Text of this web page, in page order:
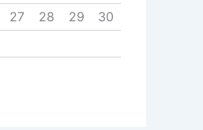
27 28 29
30